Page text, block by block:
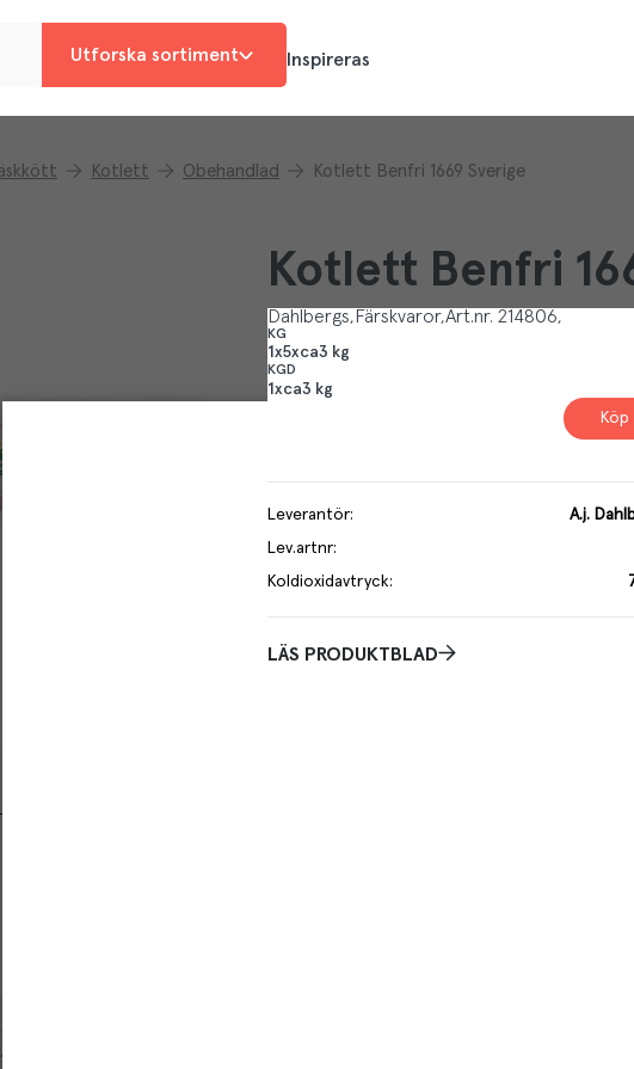
Utforska sortiment Inspireras
Kotlett Obehandlad Kotlett Benfri 1669 Sverige
Kotlett Benfri
Dahlbergs Färskvaror Art.nr. 214806
KG
1x5xca3 kg
KGD
1xca3 kg
Köp
Leverantör:
A.j.
Lev.artnr:
Koldioxidavtryck:
LÄS PRODUKTBLAD